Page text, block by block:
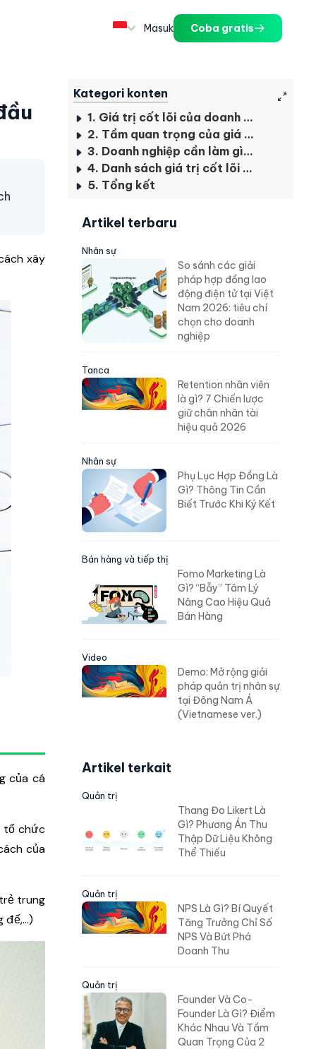
Masuk Coba gratis
xây
của cá
tổ chức
của
trung
Kategori konten
1. Giá trị cốt lõi của doanh nghiệp là gì?
2. Tầm quan trọng của giá trị cốt lõi đối với một doanh nghiệp
3. Doanh nghiệp cần làm gì để xây dựng một hệ thống giá trị cốt lõi
4. Danh sách giá trị cốt lõi tâm đắc đã tạo nên sự thành công cho các doanh nghiệp hàng đầu
5. Tổng kết
Artikel terbaru
Nhân sự
So sánh các giải
pháp hợp đồng lao
động điện tử tại Việt
Nam 2026: tiêu chí
chọn cho doanh
nghiệp
Tanca
Retention nhân viên
là gì? 7 Chiến lược
giữ chân nhân tài
hiệu quả 2026
Nhân sự
Phụ Lục Hợp Đồng Là
Gì? Thông Tin Cần
Biết Trước Khi Ký Kết
Bán hàng và tiếp thị
Fomo Marketing Là
Gì? “Bẫy” Tâm Lý
Nâng Cao Hiệu Quả
Bán Hàng
Video
Demo: Mở rộng giải
pháp quản trị nhân sự
tại Đông Nam Á
(Vietnamese ver.)
Artikel terkait
Quản trị
Thang Đo Likert Là
Gì? Phương Án Thu
Thập Dữ Liệu Không
Thể Thiếu
Quản trị
NPS Là Gì? Bí Quyết
Tăng Trưởng Chỉ Số
NPS Và Bứt Phá
Doanh Thu
Quản trị
Founder Và Co-
Founder Là Gì? Điểm
Khác Nhau Và Tầm
Quan Trọng Của 2